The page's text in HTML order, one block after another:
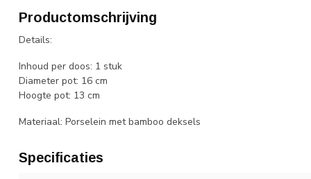
Productomschrijving
Details:
Inhoud per doos: 1 stuk
Diameter pot: 16 cm
Hoogte pot: 13 cm
Materiaal: Porselein met bamboo deksels
Specificaties